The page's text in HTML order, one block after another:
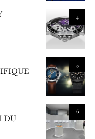
4
5
6
DU